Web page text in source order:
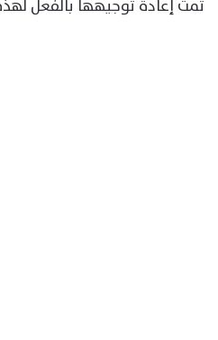
تمت إعادة توجيهها بالفعل